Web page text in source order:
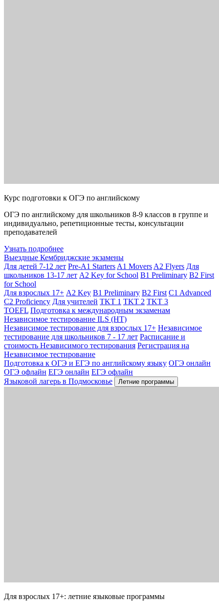
Курс подготовки к ОГЭ по английскому
ОГЭ по английскому для школьников 8-9 классов в группе и
индивидуально, репетиционные тесты, консультации
преподавателей
Узнать подробнее
Выездные Кембриджские экзамены
Для детей 7-12 лет Pre-A1 Starters A1 Movers A2 Flyers Для
школьников 13-17 лет A2 Key for School B1 Preliminary B2 First
for School
Для взрослых 17+ A2 Key B1 Preliminary B2 First C1 Advanced
C2 Proficiency Для учителей TKT 1 TKT 2 TKT 3
TOEFL Подготовка к международным экзаменам
Независимое тестирование ILS (НТ)
Независимое тестирование для взрослых 17+ Независимое
тестирование для школьников 7 - 17 лет Расписание и
стоимость Независимого тестирования Регистрация на
Независимое тестирование
Подготовка к ОГЭ и ЕГЭ по английскому языку ОГЭ онлайн
ОГЭ офлайн ЕГЭ онлайн ЕГЭ офлайн
Языковой лагерь в Подмосковье
Летние программы
Для взрослых 17+: летние языковые программы